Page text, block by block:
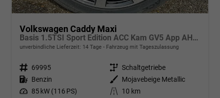
Volkswagen Caddy Maxi
Basis 1.5TSI Sport Edition ACC Kam GV5 App AHK Reling
unverbindliche Lieferzeit: 14 Tage Fahrzeug mit Tageszulassung
Fahrzeugnr. 69995 Getriebe Schaltgetriebe
Kraftstoff Benzin Außenfarbe
Mojavebeige Metallic
Leistung 85 kW (116 PS) Kilometerstand
10 km